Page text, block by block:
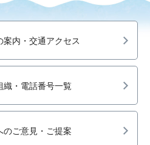
案内・交通アクセス
織・電話番号一覧
のご意見・ご提案